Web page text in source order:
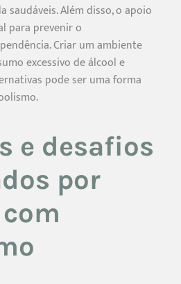
saudáveis. Além disso, o apoio
para prevenir o
Criar um ambiente
excessivo de álcool e
pode ser uma forma
e desafios
por